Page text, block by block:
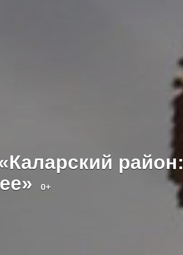
район:
0+